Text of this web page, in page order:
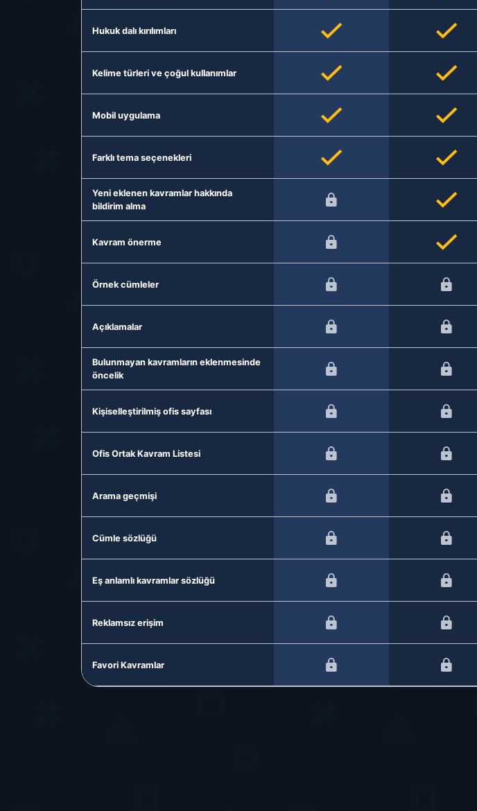
Hukuk dalı kırılımları
Kelime türleri ve çoğul kullanımlar
Mobil uygulama
Farklı tema seçenekleri
Yeni eklenen kavramlar hakkında
bildirim alma
Kavram önerme
Örnek cümleler
Açıklamalar
Bulunmayan kavramların eklenmesinde
öncelik
Kişiselleştirilmiş ofis sayfası
Ofis Ortak Kavram Listesi
Arama geçmişi
Cümle sözlüğü
Eş anlamlı kavramlar sözlüğü
Reklamsız erişim
Favori Kavramlar